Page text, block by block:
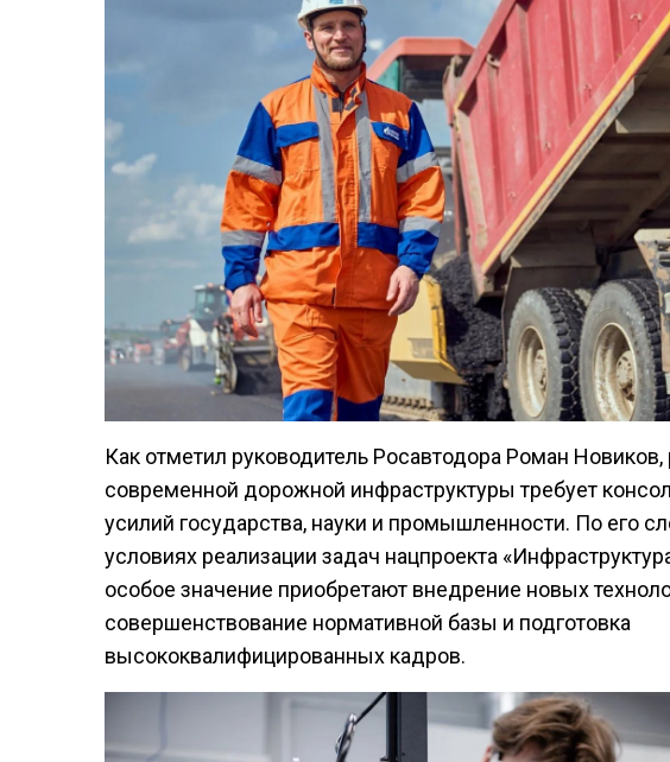
Как отметил руководитель Росавтодора Роман Новиков,
современной дорожной инфраструктуры требует
усилий государства, науки и промышленности. По его
условиях реализации задач нацпроекта
особое значение приобретают внедрение новых
совершенствование нормативной базы и подготовка
высококвалифицированных кадров.